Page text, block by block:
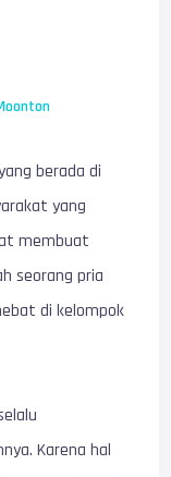
berada di
yang
membuat
seorang pria
di kelompok
Karena hal